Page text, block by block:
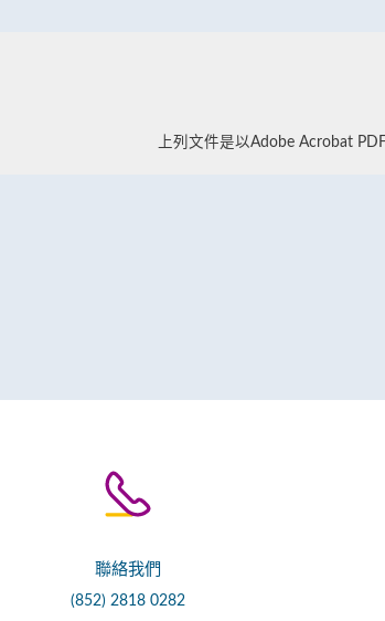
上列文件是以Adobe Acrobat
聯絡我們
(852) 2818 0282